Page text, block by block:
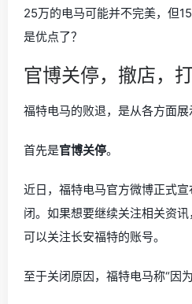
25万的电马可能并不完美，但
是优点了？
官博关停，撤店，
福特电马的败退，是从各方面展
首先是官博关停。
近日，福特电马官方微博正式
闭。如果想要继续关注相关资讯
可以关注长安福特的账号。
至于关闭原因，福特电马称“因为